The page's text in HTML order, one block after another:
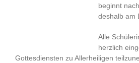
beginnt
deshalb am
Alle
herzlich
Gottesdiensten zu Allerheiligen